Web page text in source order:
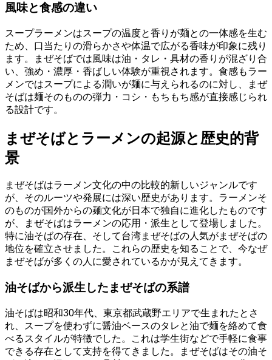
風味と食感の違い
スープラーメンはスープの温度と香りが麺との一体感を生む
ため、口当たりの滑らかさや体温で広がる香味が印象に残り
ます。まぜそばでは風味は油・タレ・具材の香りが混ざり合
い、強め・濃厚・香ばしい体験が重視されます。食感もラー
メンではスープによる潤いが麺に与えられるのに対し、まぜ
そばは麺そのものの弾力・コシ・もちもち感が直接感じられ
る設計です。
まぜそばとラーメンの起源と歴史的背
景
まぜそばはラーメン文化の中の比較的新しいジャンルです
が、そのルーツや発展には深い歴史があります。ラーメンそ
のものが国外からの麺文化が日本で独自に進化したものです
が、まぜそばはラーメンの応用・派生として登場しました。
特に油そばの存在、そして台湾まぜそばの人気がまぜそばの
地位を確立させました。これらの歴史を知ることで、今なぜ
まぜそばが多くの人に愛されているかが見えてきます。
油そばから派生したまぜそばの系譜
油そばは昭和30年代、東京都武蔵野エリアで生まれたとさ
れ、スープを使わずに醤油ベースのタレと油で麺を絡めて食
べるスタイルが特徴でした。これは学生街などで手軽に食事
できる存在として支持を得てきました。まぜそばはその油そ